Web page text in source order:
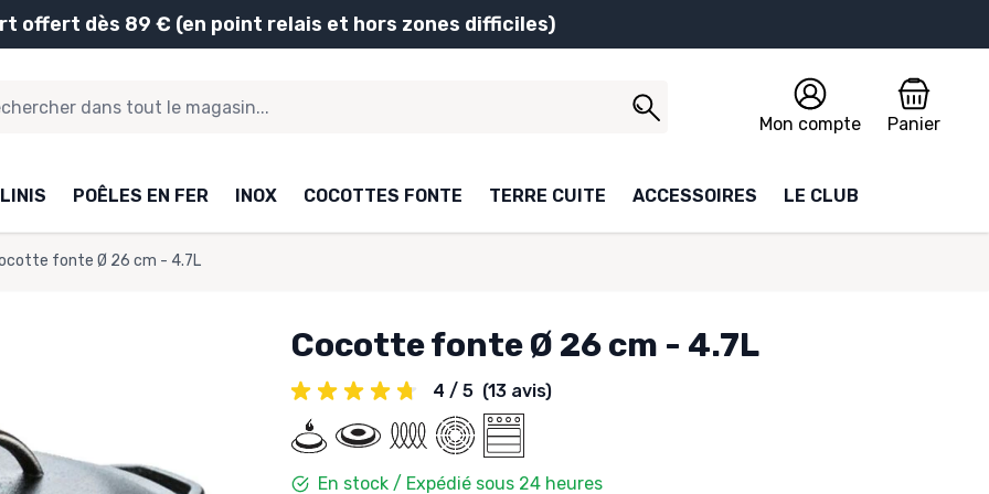
offert dès 89 € (en point relais et hors zones difficiles)
Mon compte Panier
POÊLES EN FER INOX COCOTTES FONTE TERRE CUITE ACCESSOIRES LE CLUB
fonte Ø 26 cm - 4.7L
Cocotte fonte Ø 26 cm - 4.7L
4 / 5 (13 avis)
En stock / Expédié sous 24 heures